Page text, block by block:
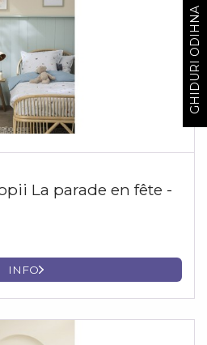
La parade en fête -
INFO
GHIDURI ODIHNA